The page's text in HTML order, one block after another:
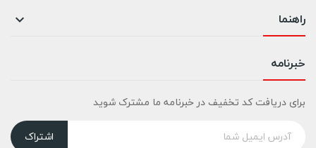
راهنما 
خبرنامه
برای دریافت کد تخفیف در خبرنامه ما مشترک شوید
اشتراک